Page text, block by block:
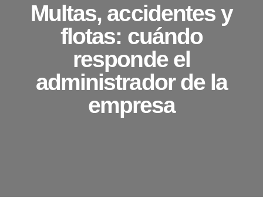
Multas, accidentes y
flotas: cuándo
responde el
administrador de la
empresa